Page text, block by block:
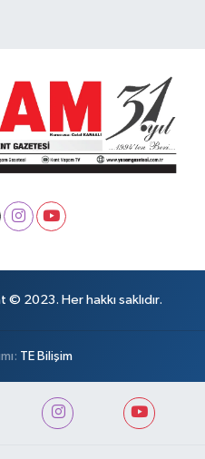
© 2023. Her hakkı saklıdır.
TE Bilişim